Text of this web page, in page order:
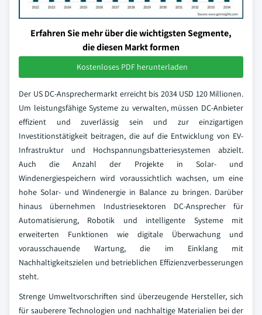
Erfahren Sie mehr über die wichtigsten Segmente,
die diesen Markt formen
Kostenloses PDF herunterladen
Der US DC-Ansprechermarkt erreicht bis 2034 USD 120 Millionen.
Um leistungsfähige Systeme zu verwalten, müssen DC-Anbieter
effizient und zuverlässig sein und zur einzigartigen
Investitionstätigkeit beitragen, die auf die Entwicklung von EV-
Infrastruktur und Hochspannungsbatteriesystemen abzielt.
Auch die Anzahl der Projekte in Solar- und
Windenergiespeichern wird voraussichtlich wachsen, um eine
hohe Solar- und Windenergie in Balance zu bringen. Darüber
hinaus übernehmen Industriesektoren DC-Ansprecher für
Automatisierung, Robotik und intelligente Systeme mit
erweiterten Funktionen wie digitale Überwachung und
vorausschauende Wartung, die im Einklang mit
Nachhaltigkeitszielen und betrieblichen Effizienzverbesserungen
steht.
Strenge Umweltvorschriften sind überzeugende Hersteller, sich
für sauberere Technologien und nachhaltige Materialien bei der